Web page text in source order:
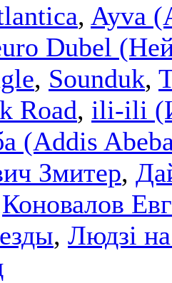
, Ayva
Dubel
, Sounduk,
Road, ili-ili
(Addis
Змитер,
Коновалов
, Людзі